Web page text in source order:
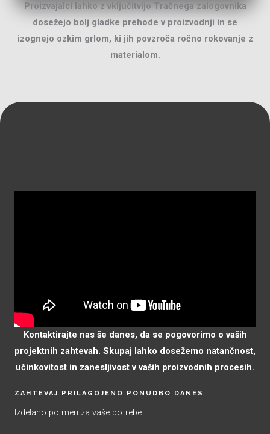
Proizvajalci lahko z vključitvijo Tračnega zalogovnika
dosežejo bolj gladke prehode v proizvodnji in se
izognejo ozkim grlom, ki jih povzroča ročno rokovanje z
materialom.
Kontaktirajte nas še danes, da se pogovorimo o vaših
projektnih zahtevah. Skupaj lahko dosežemo natančnost,
učinkovitost in zanesljivost v vaših proizvodnih procesih.
ZAHTEVAJ PRILAGOJENO PONUDBO DANES
Izdelano po meri za vaše potrebe